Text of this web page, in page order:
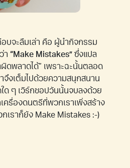
บจะลืมเล่า คือ ผู้นำกิจกรรม
า “Make Mistakes”ซึ่งแปล
ผิดพลาดได้” เพราะฉะนั้นตลอด
จึงเต็มไปด้วยความสนุกสนาน
ด ๆ เวิร์กชอปวันนั้นจบลงด้วย
เครื่องดนตรีที่พวกเราเพิ่งสร้าง
กเราก็ยัง Make Mistakes :-)